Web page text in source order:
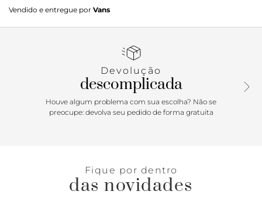
minimalismo com aba reta e traz painel frontal com
estampa exclusiva e assinatura “House Of Vans”. O modelo
Vendido e entregue por Vans
Devolução
descomplicada
Houve algum problema com sua escolha? Não se
preocupe: devolva seu pedido de forma gratuita
Fique por dentro
das novidades